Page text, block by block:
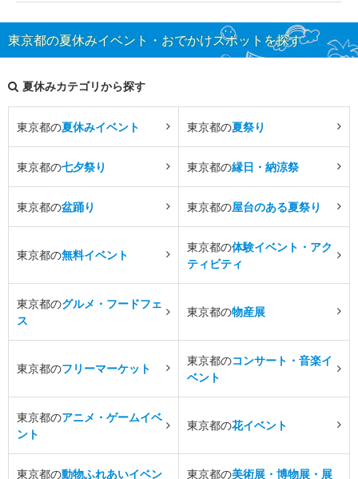
東京都の夏休みイベント・おでかけスポットを探す
夏休みカテゴリから探す
東京都の夏休みイベント 東京都の夏祭り
東京都の七夕祭り 東京都の縁日・納涼祭
東京都の盆踊り 東京都の屋台のある夏祭り
東京都の無料イベント
東京都の体験イベント・アク
ティビティ
東京都のグルメ・フードフェ
ス
東京都の物産展
東京都のフリーマーケット
東京都のコンサート・音楽イ
ベント
東京都のアニメ・ゲームイベ
ント
東京都の花イベント
東京都の動物ふれあいイベン 東京都の美術展・博物展・展